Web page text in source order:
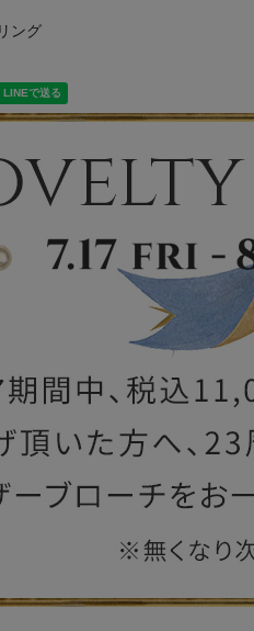
チャーム・キーホルダー
ト
ルリユール
アニマルズ
ブライトン
アートフラグメント
トから探す
ladies
ング